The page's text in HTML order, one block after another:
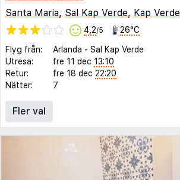
Santa Maria, Sal Kap Verde, Kap Verde
4,2/5 26°C
Flyg från: Arlanda - Sal Kap Verde
Utresa:
fre 11 dec 13:10
Retur:
fre 18 dec 22:20
Nätter:
7
Fler val